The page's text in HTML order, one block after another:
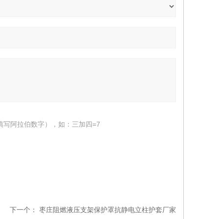
写阿拉伯数字），如：三加四=7
下一个： 枣庄阻燃液压支架保护罩抗静电立柱护套厂家